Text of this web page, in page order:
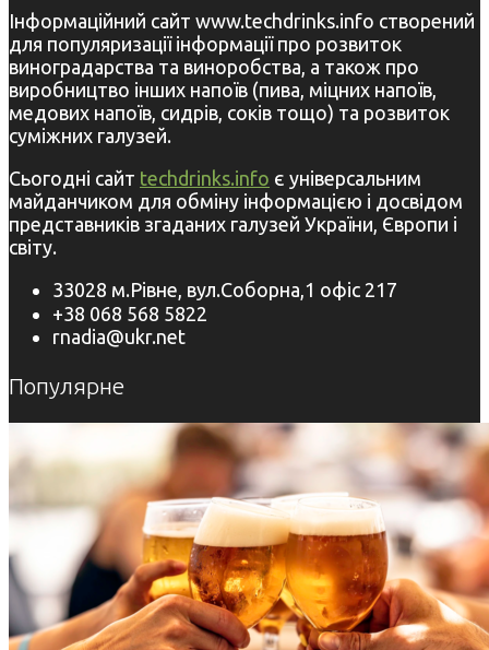
Інформаційний сайт www.techdrinks.info створений
для популяризації інформації про розвиток
виноградарства та виноробства, а також про
виробництво інших напоїв (пива, міцних напоїв,
медових напоїв, сидрів, соків тощо) та розвиток
суміжних галузей.
Сьогодні сайт techdrinks.info є універсальним
майданчиком для обміну інформацією і досвідом
представників згаданих галузей України, Європи і
світу.
33028 м.Рівне, вул.Соборна,1 офіс 217
+38 068 568 5822
rnadia@ukr.net
Популярне